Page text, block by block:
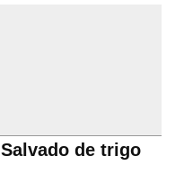
Salvado de trigo